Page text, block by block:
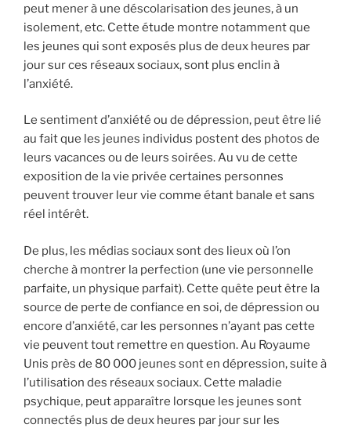
peut mener à une déscolarisation des jeunes, à un
isolement, etc. Cette étude montre notamment que
les jeunes qui sont exposés plus de deux heures par
jour sur ces réseaux sociaux, sont plus enclin à
l’anxiété.
Le sentiment d’anxiété ou de dépression, peut être lié
au fait que les jeunes individus postent des photos de
leurs vacances ou de leurs soirées. Au vu de cette
exposition de la vie privée certaines personnes
peuvent trouver leur vie comme étant banale et sans
réel intérêt.
De plus, les médias sociaux sont des lieux où l’on
cherche à montrer la perfection (une vie personnelle
parfaite, un physique parfait). Cette quête peut être la
source de perte de confiance en soi, de dépression ou
encore d’anxiété, car les personnes n’ayant pas cette
vie peuvent tout remettre en question. Au Royaume
Unis près de 80 000 jeunes sont en dépression, suite à
l’utilisation des réseaux sociaux. Cette maladie
psychique, peut apparaître lorsque les jeunes sont
connectés plus de deux heures par jour sur les